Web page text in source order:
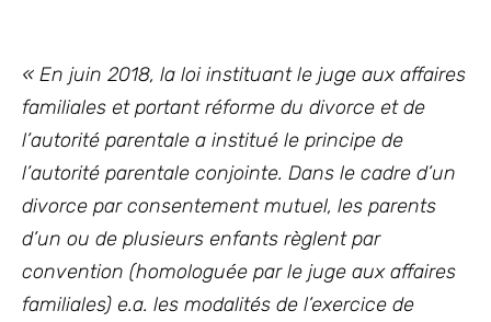
« En juin 2018, la loi instituant le juge aux affaires
familiales et portant réforme du divorce et de
l’autorité parentale a institué le principe de
l’autorité parentale conjointe. Dans le cadre d’un
divorce par consentement mutuel, les parents
d’un ou de plusieurs enfants règlent par
convention (homologuée par le juge aux affaires
familiales) e.a. les modalités de l’exercice de